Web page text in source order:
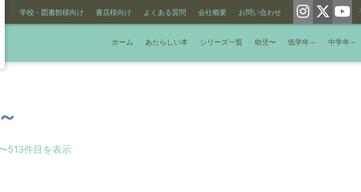
学校・図書館様向け 書店様向け よくある質問 会社概要 お問い合わせ
ホーム あたらしい本 シリーズ一覧 幼児〜 低学年～ 中学年～
513件目を表示